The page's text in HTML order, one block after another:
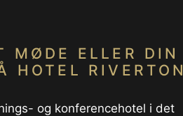
MØDE ELLER DIN
HOTEL RIVERTON
og konferencehotel i det